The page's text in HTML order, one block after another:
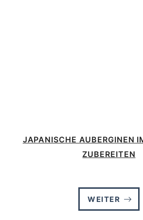
JAPANISCHE AUBERGINEN
ZUBEREITEN
WEITER